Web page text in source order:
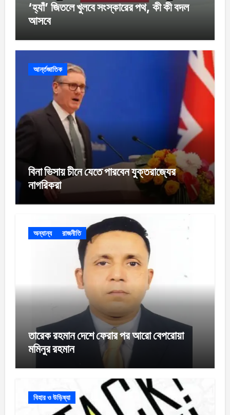
‘হ্যাঁ’ জিতলে খুলবে সংস্কারের পথ, কী কী বদল
আসবে
আর্ন্তজাতিক
বিনা ভিসায় চীনে যেতে পারবেন যুক্তরাজ্যের
নাগরিকরা
অন্যান্য রাজনীতি
তারেক রহমান দেশে ফেরার পর আরো বেপরোয়া
মমিনুর রহমান
বিহার ও উড়িষ্যা